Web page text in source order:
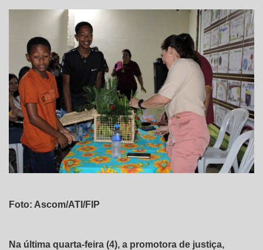
Foto: Ascom/ATI/FIP
Na última quarta-feira (4), a promotora de justiça,